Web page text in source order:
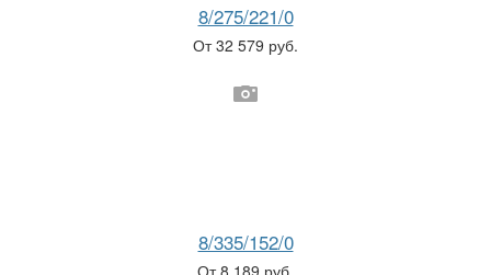
8/275/221/0
От 32 579 руб.
8/335/152/0
От 8 189 руб.